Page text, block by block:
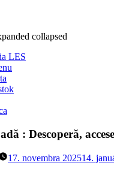
collapsed
LES
: Descoperă,
17. novembra 202514.